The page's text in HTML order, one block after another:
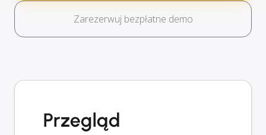
Zarezerwuj bezpłatne demo
Przegląd